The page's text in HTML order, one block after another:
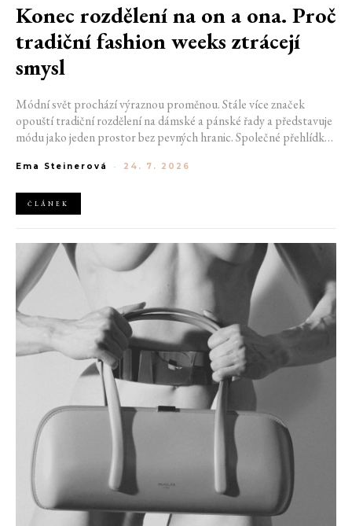
Konec rozdělení na on a ona. Proč
tradiční fashion weeks ztrácejí
smysl
Módní svět prochází výraznou proměnou. Stále více značek
opouští tradiční rozdělení na dámské a pánské řady a představuje
módu jako jeden prostor bez pevných hranic. Společné přehlídky,
klasické týdny módy mohou brzy vypadat úplně jinak.
Ema Steinerová - 24. 7. 2026
ČLÁNEK